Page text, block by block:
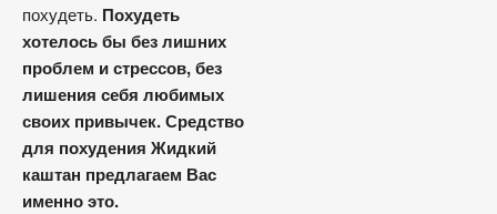
похудеть. Похудеть
хотелось бы без лишних
проблем и стрессов, без
лишения себя любимых
своих привычек. Средство
для похудения Жидкий
каштан предлагаем Вас
именно это.